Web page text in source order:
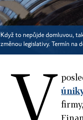
Když to nepůjde domluvou,
změnou legislativy. Termín na
V